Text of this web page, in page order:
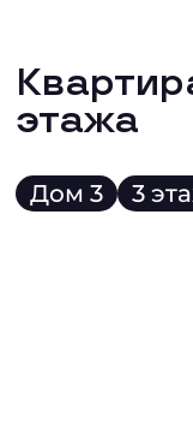
этажа
Дом 3 3